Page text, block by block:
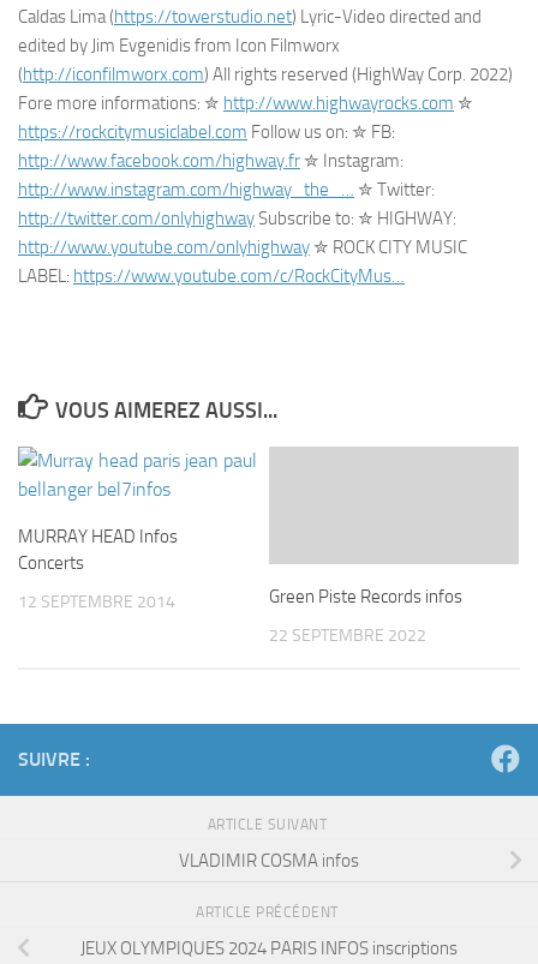
Caldas Lima (https://towerstudio.net) Lyric-Video directed and
edited by Jim Evgenidis from Icon Filmworx
(http://iconfilmworx.com) All rights reserved (HighWay Corp. 2022)
Fore more informations: ✮ http://www.highwayrocks.com ✮
https://rockcitymusiclabel.com Follow us on: ✮ FB:
http://www.facebook.com/highway.fr ✮ Instagram:
http://www.instagram.com/highway_the_… ✮ Twitter:
http://twitter.com/onlyhighwaySubscribe to: ✮ HIGHWAY:
http://www.youtube.com/onlyhighway ✮ ROCK CITY MUSIC
LABEL: https://www.youtube.com/c/RockCityMus…
VOUS AIMEREZ AUSSI...
MURRAY HEAD Infos
Concerts
12 SEPTEMBRE 2014 Green Piste Records infos
22 SEPTEMBRE 2022
SUIVRE :
ARTICLE SUIVANT
VLADIMIR COSMA infos
ARTICLE PRÉCÉDENT
JEUX OLYMPIQUES 2024 PARIS INFOS inscriptions